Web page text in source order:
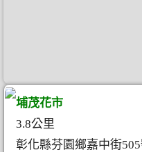
埔茂花市
3.8公里
彰化縣芬園鄉嘉中街